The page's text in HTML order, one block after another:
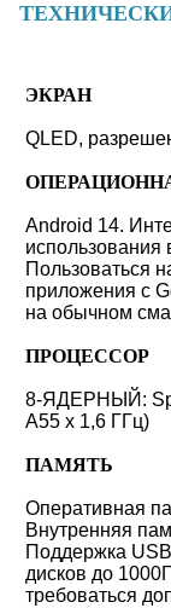
ЭКРАН
QLED,
Android 14.
использования
Пользоваться
приложения с
на обычном
ПРОЦЕССОР
8-ЯДЕРНЫЙ:
A55 x 1,6 ГГц)
ПАМЯТЬ
Оперативная
Внутренняя
Поддержка
дисков до
требоваться